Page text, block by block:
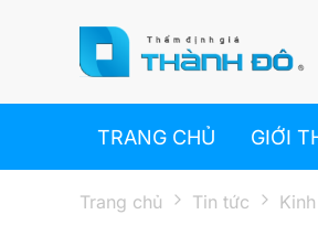
Skip to main content
TRANG CHỦ GIỚI
Trang chủ Tin tức